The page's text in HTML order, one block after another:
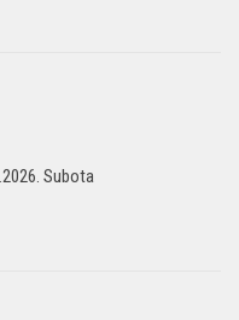
Subota